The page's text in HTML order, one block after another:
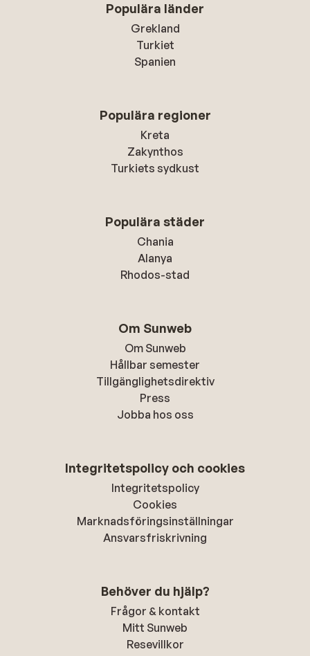
Populära länder
Grekland
Turkiet
Spanien
Populära regioner
Kreta
Zakynthos
Turkiets sydkust
Populära städer
Chania
Alanya
Rhodos-stad
Om Sunweb
Om Sunweb
Hållbar semester
Tillgänglighetsdirektiv
Press
Jobba hos oss
Integritetspolicy och cookies
Integritetspolicy
Cookies
Marknadsföringsinställningar
Ansvarsfriskrivning
Behöver du hjälp?
Frågor & kontakt
Mitt Sunweb
Resevillkor